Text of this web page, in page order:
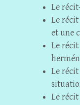
Le
Le
et une
Le
Le
Le